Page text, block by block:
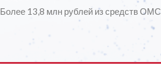
Более 13,8 млн рублей из средств ОМС